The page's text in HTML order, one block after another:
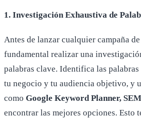
1. Investigación Exhaustiva de
Antes de lanzar cualquier campaña
fundamental realizar una
palabras clave. Identifica las
tu negocio y tu audiencia objetivo, y
como Google Keyword Planner,
encontrar las mejores opciones. Esto